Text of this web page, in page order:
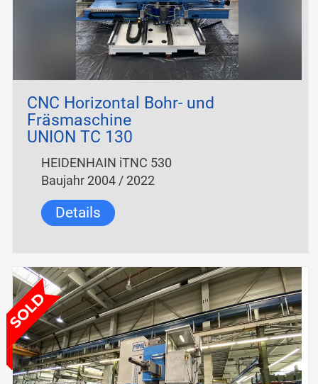
CNC Horizontal Bohr- und
Fräsmaschine
UNION TC 130
HEIDENHAIN iTNC 530
Baujahr 2004 / 2022
Details